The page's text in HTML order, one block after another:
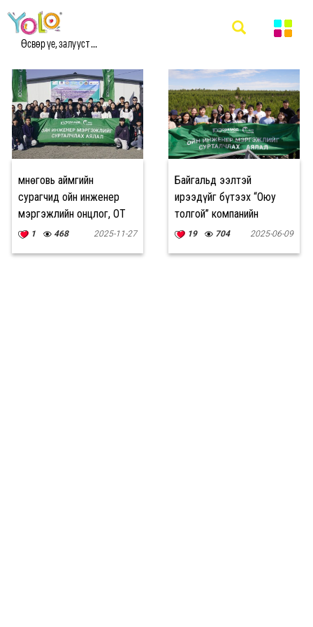
Өсвөр үе, залууст ...
#ОЮУ ТОЛГОЙ МЭДЭЭ
Өмнөговь аймгийн
сурагчид ойн инженер
мэргэжлийн онцлог, ОТ
компанийн тэтгэлэгт
1 468 2025-11-27
Байгальд ээлтэй
ирээдүйг бүтээх “Оюу
толгой” компанийн
хөрөнгө оруулалт
19 704 2025-06-09